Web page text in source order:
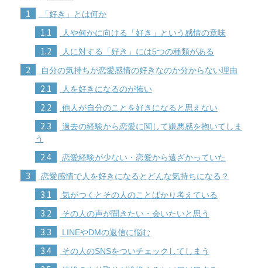
1 「好き」とは何か
1.1 人や何かに向ける「好き」という感情の意味
1.2 人に対する「好き」には5つの種類がある
2 自分の気持ちが恋愛感情の好きなのか分からない理由
2.1 人を好きになるのが怖い
2.2 他人が自分のことを好きになると思えない
2.3
過去の経験から恋愛に関して嫌悪感を抱いてしま
う
2.4 恋愛経験が少ない・恋愛から遠ざかっていた
3 恋愛感情で人を好きになるとどんな気持ちになる？
3.1 気がつくとその人のことばかり考えている
3.2 その人の声が聞きたい・会いたいと思う
3.3 LINEやDMの返信に悩む
3.4 その人のSNSをついチェックしてしまう